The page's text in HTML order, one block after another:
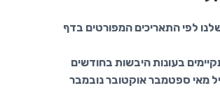
לפי התאריכים המפורטים בדף
בעונות היבשות בחודשים
מאי ספטמבר אוקטובר נובמבר